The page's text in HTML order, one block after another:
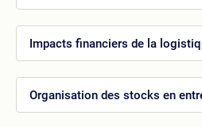
Impacts financiers de la
Organisation des stocks en